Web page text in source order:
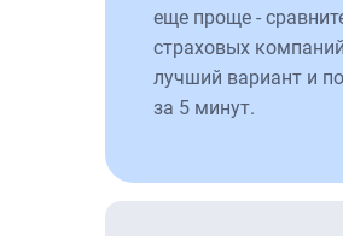
еще проще -
страховых
лучший вариант и
за 5 минут.